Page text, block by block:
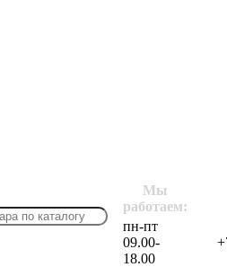
Мы
работаем:
пн-пт
09.00-
18.00